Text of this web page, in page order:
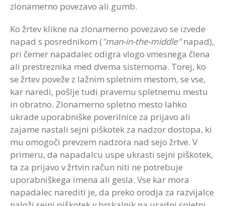
zlonamerno povezavo ali gumb.
Ko žrtev klikne na zlonamerno povezavo se izvede
napad s posrednikom ("man-in-the-middle"napad),
pri čemer napadalec odigra vlogo vmesnega člena
ali prestreznika med dvema sistemoma. Torej, ko
se žrtev poveže z lažnim spletnim mestom, se vse,
kar naredi, pošlje tudi pravemu spletnemu mestu
in obratno. Zlonamerno spletno mesto lahko
ukrade uporabniške poverilnice za prijavo ali
zajame nastali sejni piškotek za nadzor dostopa, ki
mu omogoči prevzem nadzora nad sejo žrtve. V
primeru, da napadalcu uspe ukrasti sejni piškotek,
ta za prijavo v žrtvin račun niti ne potrebuje
uporabniškega imena ali gesla. Vse kar mora
napadalec narediti je, da preko orodja za razvijalce